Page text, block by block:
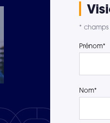
*
Prénom*
Nom*